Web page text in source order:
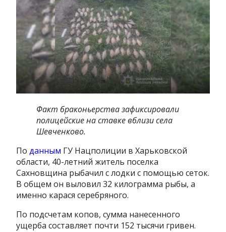
Факт браконьерства зафиксировали
полицейские на ставке вблизи села
Шевченково.
Поданным ГУ Нацполиции в Харьковской
области, 40-летний житель поселка
Сахновщина рыбачил с лодки с помощью сеток.
В общем он выловил 32 килограмма рыбы, а
именно карася серебряного.
По подсчетам копов, сумма нанесенного
ущерба составляет почти 152 тысячи гривен.